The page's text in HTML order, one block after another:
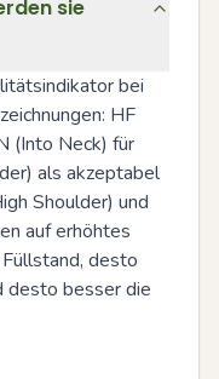
sie
bei
HF
(Into Neck) für
als akzeptabel
Shoulder) und
auf erhöhtes
desto
desto besser die